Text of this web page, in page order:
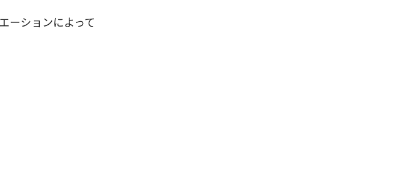
ーションによって